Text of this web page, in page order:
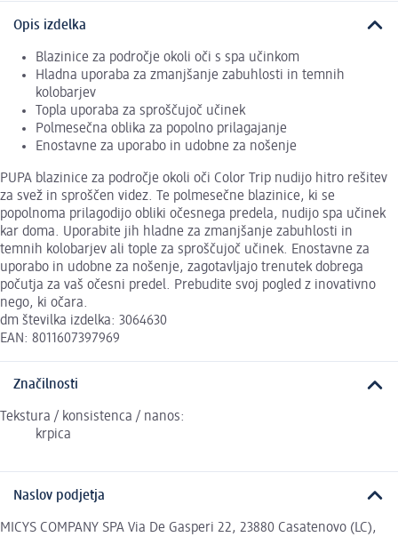
Opis izdelka
Blazinice za področje okoli oči s spa učinkom
Hladna uporaba za zmanjšanje zabuhlosti in temnih
kolobarjev
Topla uporaba za sproščujoč učinek
Polmesečna oblika za popolno prilagajanje
Enostavne za uporabo in udobne za nošenje
PUPA blazinice za področje okoli oči Color Trip nudijo hitro rešitev
za svež in sproščen videz. Te polmesečne blazinice, ki se
popolnoma prilagodijo obliki očesnega predela, nudijo spa učinek
kar doma. Uporabite jih hladne za zmanjšanje zabuhlosti in
temnih kolobarjev ali tople za sproščujoč učinek. Enostavne za
uporabo in udobne za nošenje, zagotavljajo trenutek dobrega
počutja za vaš očesni predel. Prebudite svoj pogled z inovativno
nego, ki očara.
dm številka izdelka: 3064630
EAN: 8011607397969
Značilnosti
Tekstura / konsistenca / nanos:
krpica
Naslov podjetja
MICYS COMPANY SPA Via De Gasperi 22, 23880 Casatenovo (LC),